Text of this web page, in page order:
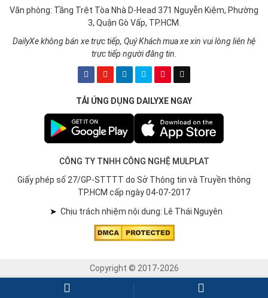
Văn phòng: Tầng Trệt Tòa Nhà D-Head 371 Nguyễn Kiệm, Phường
3, Quận Gò Vấp, TP.HCM.
DailyXe không bán xe trực tiếp, Quý Khách mua xe xin vui lòng liên hệ
trực tiếp người đăng tin.
TẢI ỨNG DỤNG DAILYXE NGAY
CÔNG TY TNHH CÔNG NGHỆ MULPLAT
Giấy phép số 27/GP-STTTT do Sở Thông tin và Truyền thông
TP.HCM cấp ngày 04-07-2017
➤ Chịu trách nhiệm nội dung: Lê Thái Nguyên
Copyright © 2017-2026